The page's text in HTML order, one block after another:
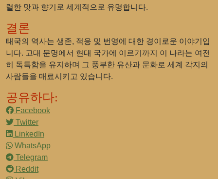
렬한 맛과 향기로 세계적으로 유명합니다.
결론
태국의 역사는 생존, 적응 및 번영에 대한 경이로운 이야기입
니다. 고대 문명에서 현대 국가에 이르기까지 이 나라는 여전
히 독특함을 유지하며 그 풍부한 유산과 문화로 세계 각지의
사람들을 매료시키고 있습니다.
공유하다:
Facebook
Twitter
LinkedIn
WhatsApp
Telegram
Reddit